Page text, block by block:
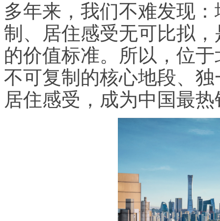
多年来，我们不难发现
制、居住感受无可比拟
的价值标准。所以，位
不可复制的核心地段、
居住感受，成为中国最